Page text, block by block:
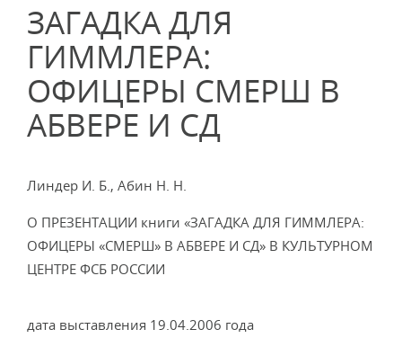
ЗАГАДКА ДЛЯ
ГИММЛЕРА:
ОФИЦЕРЫ СМЕРШ В
АБВЕРЕ И СД
Линдер И. Б., Абин Н. Н.
О ПРЕЗЕНТАЦИИ книги «ЗАГАДКА ДЛЯ ГИММЛЕРА:
ОФИЦЕРЫ «СМЕРШ» В АБВЕРЕ И СД» В КУЛЬТУРНОМ
ЦЕНТРЕ ФСБ РОССИИ
дата выставления 19.04.2006 года